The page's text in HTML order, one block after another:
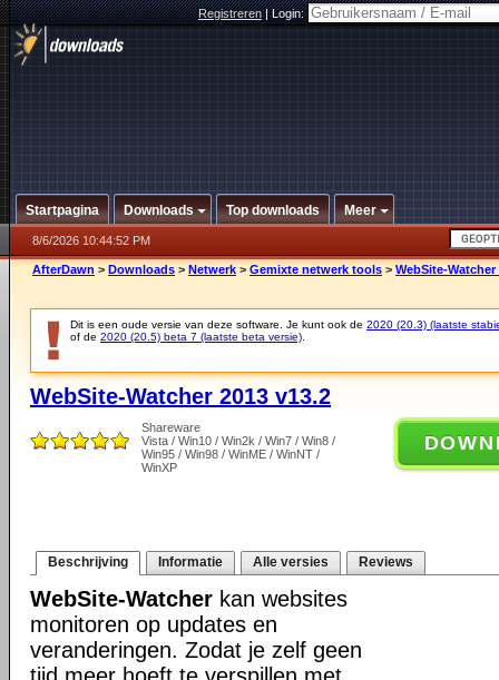
Registreren|Login:
Startpagina Downloads Top downloads Meer
8/6/2026 10:44:52 PM
AfterDawn > Downloads > Netwerk > Gemixte netwerk tools > WebSite-Watcher
Dit is een oude versie van deze software. Je kunt ook de 2020 (20.3) (laatste
of de 2020 (20.5) beta 7 (laatste beta versie)
WebSite-Watcher 2013 v13.2
Shareware
Vista / Win10 / Win2k / Win7 / Win8 /
Win95 / Win98 / WinME / WinNT /
WinXP
Beschrijving Informatie Alle versies Reviews
WebSite-Watcher kan websites
monitoren op updates en
veranderingen. Zodat je zelf geen